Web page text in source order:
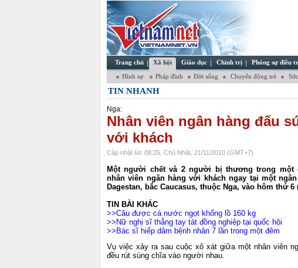
Trang chủ Xã hội Giáo dục Chính trị Phóng sự điều
Hình sự Pháp đình Đời sống Chuyển động trẻ
TIN NHANH
Nga:
Nhân viên ngân hàng đấu
với khách
Cập nhật lúc 08:25, Chủ Nhật, 21/11/2010 (GMT+7)
Một người chết và 2 người bị thương trong một
nhân viên ngân hàng với khách ngay tại một
Dagestan, bắc Caucasus, thuộc Nga, vào hôm thứ 6
TIN BÀI KHÁC
>>Câu được cá nước ngọt khổng lồ 160 kg
>> Nữ nghị sĩ thẳng tay tát đồng nghiệp tại quốc hội
>> Bác sĩ hiếp dâm bệnh nhân 7 lần trong một đêm
Vụ việc xảy ra sau cuộc xô xát giữa một nhân viên
đều rút súng chĩa vào người nhau.